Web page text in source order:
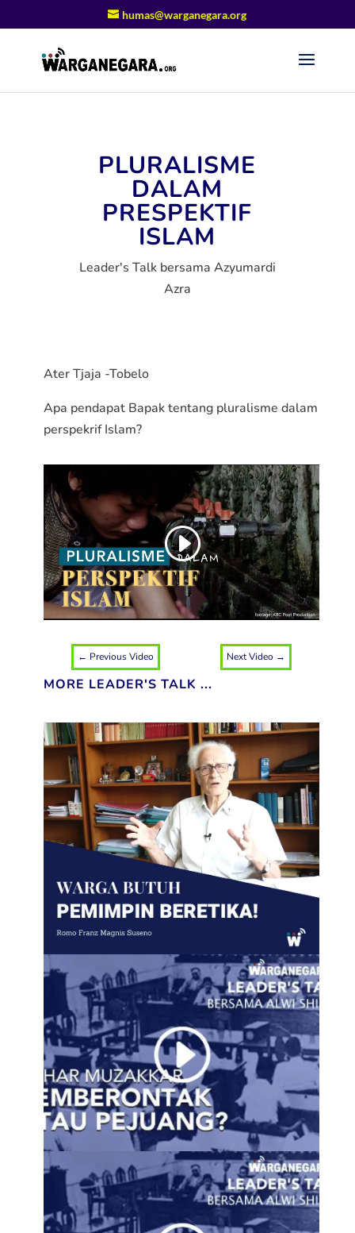
humas@warganegara.org
PLURALISME
DALAM
PRESPEKTIF
ISLAM
Leader's Talk bersama Azyumardi
Azra
Ater Tjaja -Tobelo
Apa pendapat Bapak tentang pluralisme dalam
perspekrif Islam?
← Previous Video Next Video →
MORE LEADER'S TALK ...